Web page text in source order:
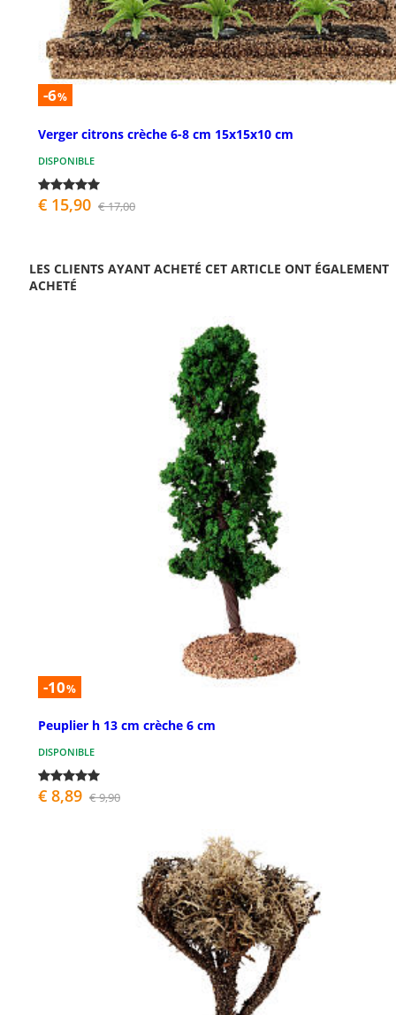
-6%
Verger citrons crèche 6-8 cm 15x15x10 cm
DISPONIBLE
€ 15,90 € 17,00
LES CLIENTS AYANT ACHETÉ CET ARTICLE ONT ÉGALEMENT
ACHETÉ
-10%
Peuplier h 13 cm crèche 6 cm
DISPONIBLE
€ 8,89 € 9,90